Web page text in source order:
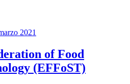
2021
of Food
(EFFoST)